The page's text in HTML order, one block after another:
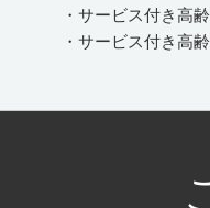
・サービス付き高
・サービス付き高